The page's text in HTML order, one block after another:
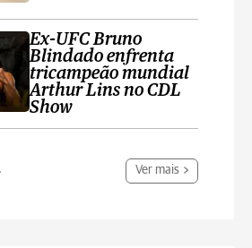
Ex-UFC Bruno
Blindado enfrenta
tricampeão mundial
Arthur Lins no CDL
Show
Ver mais